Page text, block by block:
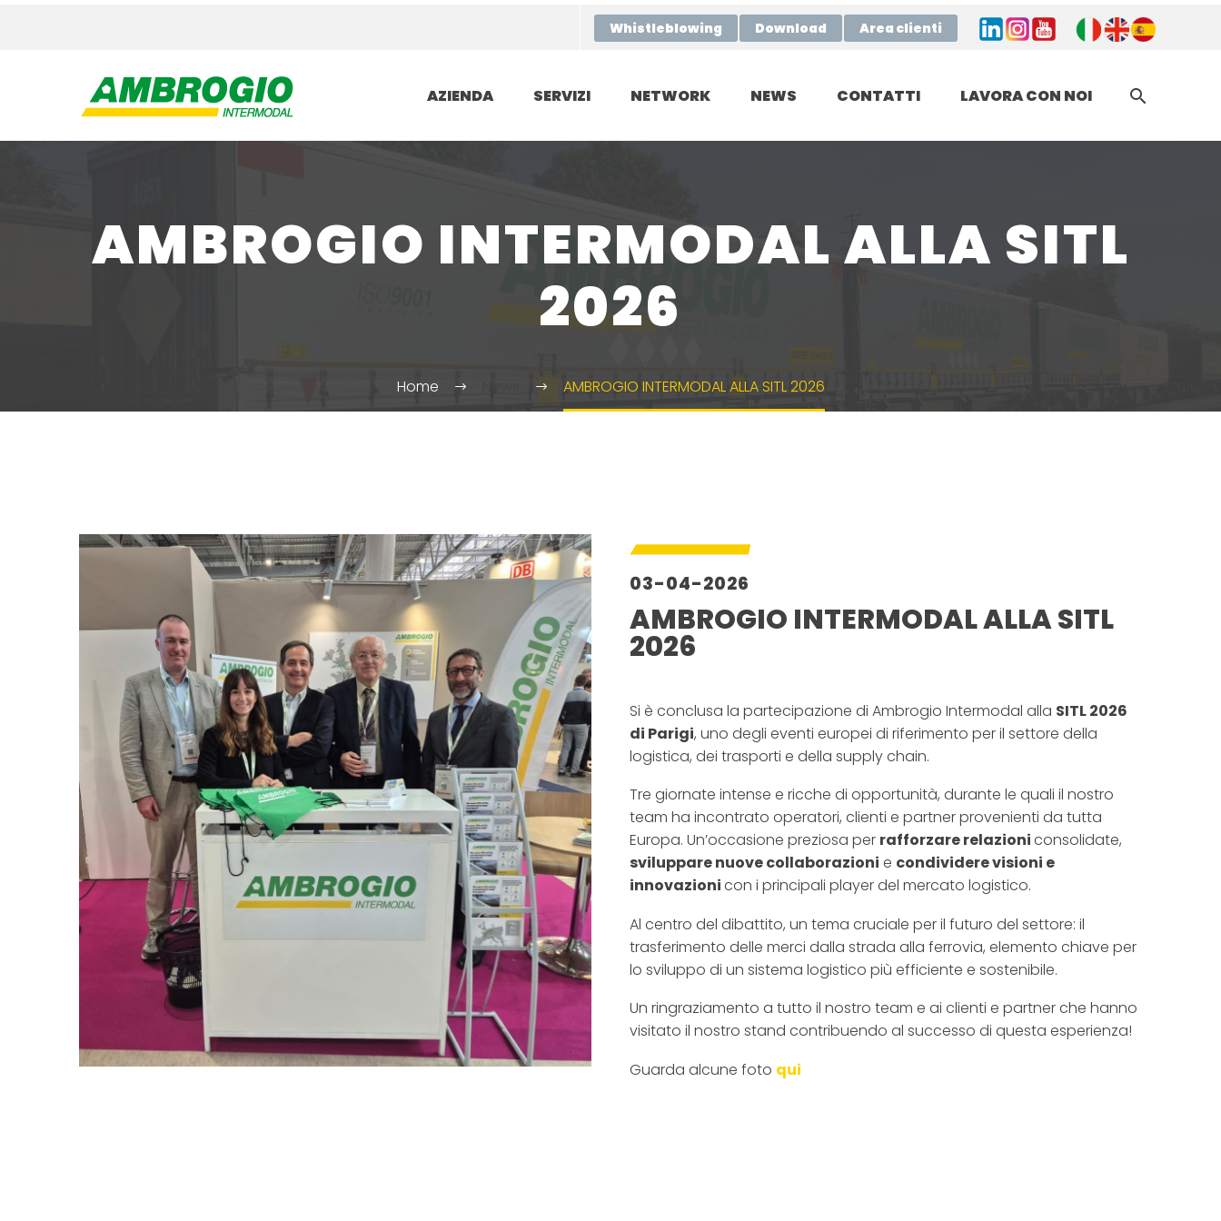
Whistleblowing Download Area clienti
AZIENDA SERVIZI NETWORK NEWS CONTATTI LAVORA CON NOI
AMBROGIO INTERMODAL ALLA SITL
2026
Home AMBROGIO INTERMODAL ALLA SITL 2026
03-04-2026
AMBROGIO INTERMODAL ALLA SITL
2026
Si è conclusa la partecipazione di Ambrogio Intermodal alla SITL 2026
di Parigi, uno degli eventi europei di riferimento per il settore della
logistica, dei trasporti e della supply chain.
Tre giornate intense e ricche di opportunità, durante le quali il nostro
team ha incontrato operatori, clienti e partner provenienti da tutta
Europa. Un’occasione preziosa per rafforzare relazioniconsolidate,
sviluppare nuove collaborazioni e condividere visioni e
innovazionicon i principali player del mercato logistico.
Al centro del dibattito, un tema cruciale per il futuro del settore: il
trasferimento delle merci dalla strada alla ferrovia, elemento chiave per
lo sviluppo di un sistema logistico più efficiente e sostenibile.
Un ringraziamento a tutto il nostro team e ai clienti e partner che hanno
visitato il nostro stand contribuendo al successo di questa esperienza!
Guarda alcune foto qui